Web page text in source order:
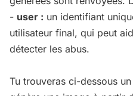
- user : un identifiant
utilisateur final, qui peut
détecter les abus.
Tu trouveras ci-dessous